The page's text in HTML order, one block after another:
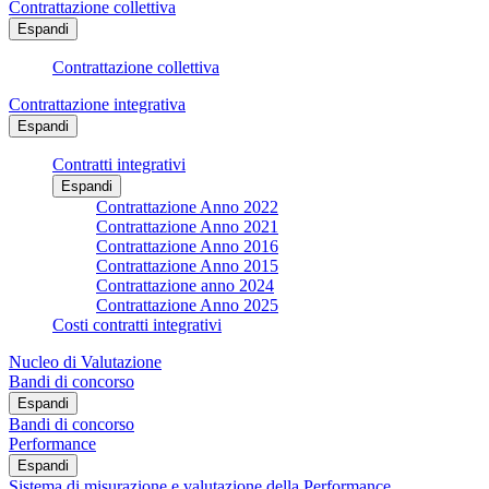
Contrattazione collettiva
Espandi
Contrattazione collettiva
Contrattazione integrativa
Espandi
Contratti integrativi
Espandi
Contrattazione Anno 2022
Contrattazione Anno 2021
Contrattazione Anno 2016
Contrattazione Anno 2015
Contrattazione anno 2024
Contrattazione Anno 2025
Costi contratti integrativi
Nucleo di Valutazione
Bandi di concorso
Espandi
Bandi di concorso
Performance
Espandi